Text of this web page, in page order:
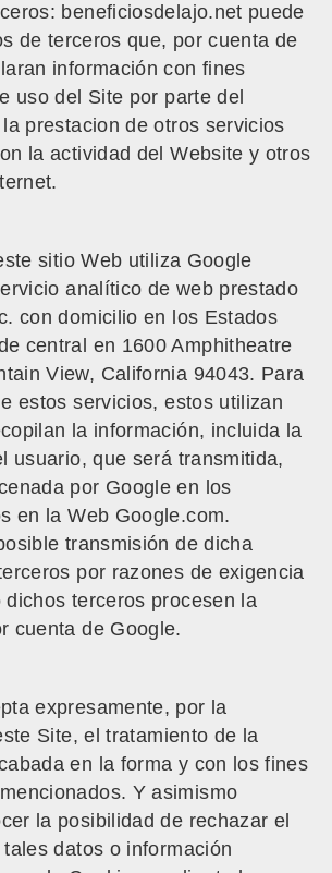
beneficiosdelajo.net puede
de terceros que, por cuenta de
información con fines
uso del Site por parte del
prestacion de otros servicios
la actividad del Website y otros
sitio Web utiliza Google
analítico de web prestado
con domicilio en los Estados
central en 1600 Amphitheatre
View, California 94043. Para
estos servicios, estos utilizan
la información, incluida la
usuario, que será transmitida,
por Google en los
en la Web Google.com.
transmisión de dicha
por razones de exigencia
dichos terceros procesen la
cuenta de Google.
expresamente, por la
Site, el tratamiento de la
en la forma y con los fines
Y asimismo
la posibilidad de rechazar el
datos o información